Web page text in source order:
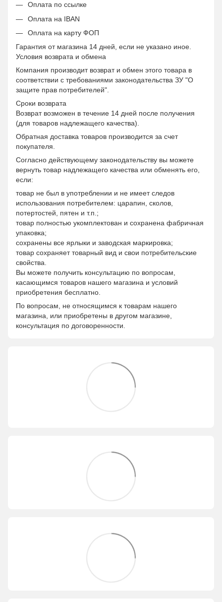
Оплата по ссылке
Оплата на IBAN
Оплата на карту ФОП
Гарантия от магазина 14 дней, если не указано иное.
Условия возврата и обмена
Компания производит возврат и обмен этого товара в
соответствии с требованиями законодательства ЗУ "О
защите прав потребителей".
Сроки возврата
Возврат возможен в течение 14 дней после получения
(для товаров надлежащего качества).
Обратная доставка товаров производится за счет
покупателя.
Согласно действующему законодательству вы можете
вернуть товар надлежащего качества или обменять его,
если:
товар не был в употреблении и не имеет следов
использования потребителем: царапин, сколов,
потертостей, пятен и т.п.;
товар полностью укомплектован и сохранена фабричная
упаковка;
сохранены все ярлыки и заводская маркировка;
товар сохраняет товарный вид и свои потребительские
свойства.
Вы можете получить консультацию по вопросам,
касающимся товаров нашего магазина и условий
приобретения бесплатно.
По вопросам, не относящимся к товарам нашего
магазина, или приобретены в другом магазине,
консультация по договоренности.